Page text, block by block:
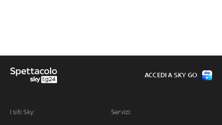
I siti Sky: Servizi:
ACCEDI A SKY GO